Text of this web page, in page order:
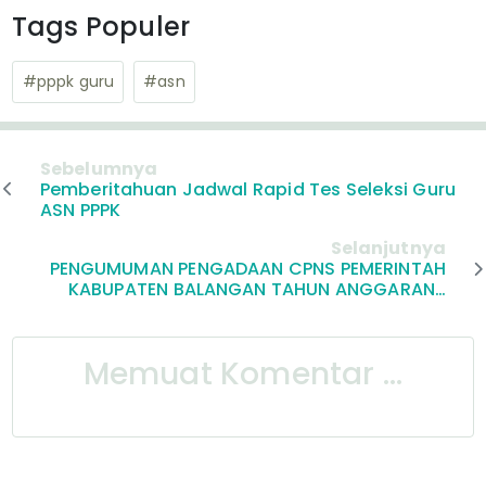
Tags Populer
#pppk guru #asn
Sebelumnya
Pemberitahuan Jadwal Rapid Tes Seleksi Guru
ASN PPPK
Selanjutnya
PENGUMUMAN PENGADAAN CPNS PEMERINTAH
KABUPATEN BALANGAN TAHUN ANGGARAN…
Memuat Komentar ...